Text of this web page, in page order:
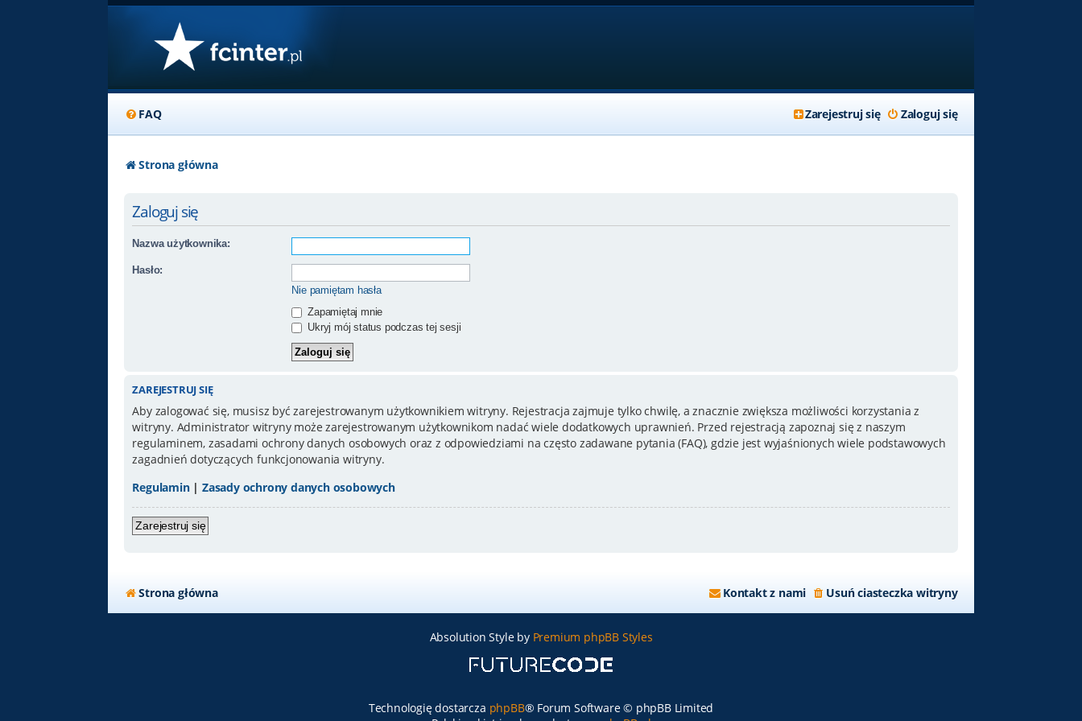
FAQ Zaloguj się
Zarejestruj się
Strona główna
Zaloguj się
Nazwa użytkownika:
Hasło:
Nie pamiętam hasła
Zapamiętaj mnie
Ukryj mój status podczas tej sesji
ZAREJESTRUJ SIĘ
Aby zalogować się, musisz być zarejestrowanym użytkownikiem witryny. Rejestracja zajmuje tylko chwilę, a znacznie zwiększa możliwości korzystania z
witryny. Administrator witryny może zarejestrowanym użytkownikom nadać wiele dodatkowych uprawnień. Przed rejestracją zapoznaj się z naszym
regulaminem, zasadami ochrony danych osobowych oraz z odpowiedziami na często zadawane pytania (FAQ), gdzie jest wyjaśnionych wiele podstawowych
zagadnień dotyczących funkcjonowania witryny.
Regulamin|Zasady ochrony danych osobowych
Zarejestruj się
Strona główna Usuń ciasteczka witryny
Kontakt z nami
Absolution Style by Premium phpBB Styles
Technologię dostarcza phpBB® Forum Software © phpBB Limited